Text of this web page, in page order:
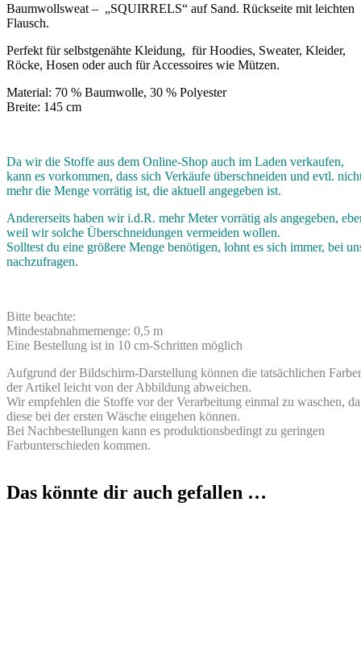
Baumwollsweat – „SQUIRRELS“ auf Sand. Rückseite mit leichten
Flausch.
Perfekt für selbstgenähte Kleidung, für Hoodies, Sweater, Kleider,
Röcke, Hosen oder auch für Accessoires wie Mützen.
Material: 70 % Baumwolle, 30 % Polyester
Breite: 145 cm
Da wir die Stoffe aus dem Online-Shop auch im Laden verkaufen,
kann es vorkommen, dass sich Verkäufe überschneiden und evtl.
mehr die Menge vorrätig ist, die aktuell angegeben ist.
Andererseits haben wir i.d.R. mehr Meter vorrätig als angegeben,
weil wir solche Überschneidungen vermeiden wollen.
Solltest du eine größere Menge benötigen, lohnt es sich immer, bei
nachzufragen.
Bitte beachte:
Mindestabnahmemenge: 0,5 m
Eine Bestellung ist in 10 cm-Schritten möglich
Aufgrund der Bildschirm-Darstellung können die tatsächlichen
der Artikel leicht von der Abbildung abweichen.
Wir empfehlen die Stoffe vor der Verarbeitung einmal zu waschen, da
diese bei der ersten Wäsche eingehen können.
Bei Nachbestellungen kann es produktionsbedingt zu geringen
Farbunterschieden kommen.
Das könnte dir auch gefallen …